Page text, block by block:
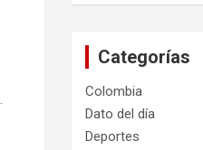
Categorías
Colombia
Dato del día
Deportes